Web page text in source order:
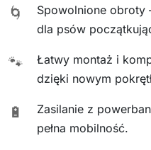
🌀
Spowolnione obroty
dla psów
🐾
Łatwy montaż i
dzięki nowym
🔋
Zasilanie z
pełna mobilność.